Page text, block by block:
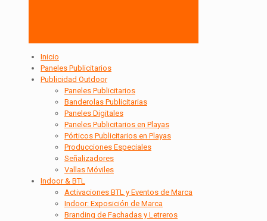
Inicio
Paneles Publicitarios
Publicidad Outdoor
Paneles Publicitarios
Banderolas Publicitarias
Paneles Digitales
Paneles Publicitarios en Playas
Pórticos Publicitarios en Playas
Producciones Especiales
Señalizadores
Vallas Móviles
Indoor & BTL
Activaciones BTL y Eventos de Marca
Indoor: Exposición de Marca
Branding de Fachadas y Letreros